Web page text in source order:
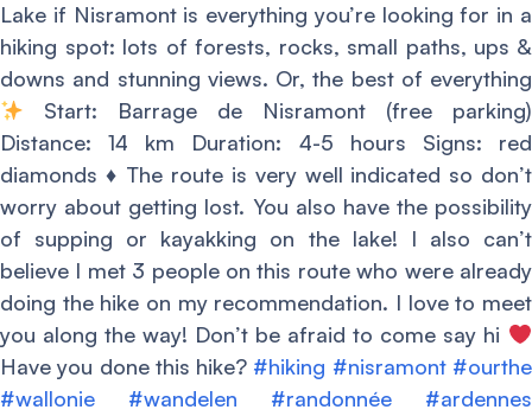
Lake if Nisramont is everything you’re looking for in a
hiking spot: lots of forests, rocks, small paths, ups &
downs and stunning views. Or, the best of everything
Start: Barrage de Nisramont (free parking)
Distance: 14 km Duration: 4-5 hours Signs: red
diamonds ♦️ The route is very well indicated so don’t
worry about getting lost. You also have the possibility
of supping or kayakking on the lake! I also can’t
believe I met 3 people on this route who were already
doing the hike on my recommendation. I love to meet
you along the way! Don’t be afraid to come say hi
Have you done this hike? #hiking #nisramont #ourthe
#wallonie
#wandelen #randonnée
#ardennes